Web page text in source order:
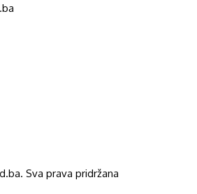
Sva prava pridržana